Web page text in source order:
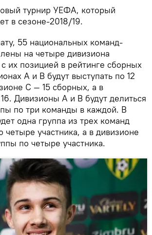
турнир УЕФА, который
в сезоне-2018/19.
55 национальных команд-
на четыре дивизиона
с их позицией в рейтинге сборных
А и В будут выступать по 12
С — 15 сборных, а в
Дивизионы А и В будут делиться
по три команды в каждой. В
одна группа из трех команд
четыре участника, а в дивизионе
по четыре участника.